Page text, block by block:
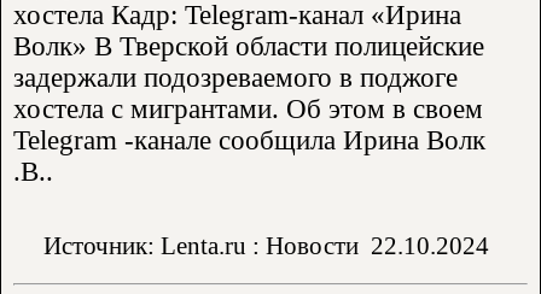
хостела Кадр: Telegram-канал «Ирина
Волк» В Тверской области полицейские
задержали подозреваемого в поджоге
хостела с мигрантами. Об этом в своем
Telegram -канале сообщила Ирина Волк
.В..
Источник: Lenta.ru : Новости 22.10.2024